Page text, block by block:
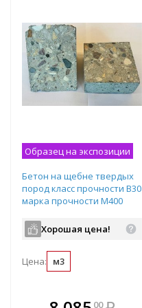
Образец на экспозиции
Бетон на щебне твердых
пород класс прочности B30
марка прочности М400
водопроницаемость W8
Хорошая цена!
Цена: м3
00
В комплекте